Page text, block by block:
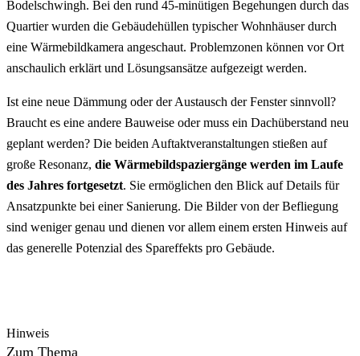
Bodelschwingh. Bei den rund 45-minütigen Begehungen durch das
Quartier wurden die Gebäudehüllen typischer Wohnhäuser durch
eine Wärmebildkamera angeschaut. Problemzonen können vor Ort
anschaulich erklärt und Lösungsansätze aufgezeigt werden.
Ist eine neue Dämmung oder der Austausch der Fenster sinnvoll?
Braucht es eine andere Bauweise oder muss ein Dachüberstand neu
geplant werden? Die beiden Auftaktveranstaltungen stießen auf
große Resonanz, die Wärmebildspaziergänge werden im Laufe
des Jahres fortgesetzt. Sie ermöglichen den Blick auf Details für
Ansatzpunkte bei einer Sanierung. Die Bilder von der Befliegung
sind weniger genau und dienen vor allem einem ersten Hinweis auf
das generelle Potenzial des Spareffekts pro Gebäude.
Hinweis
Zum Thema